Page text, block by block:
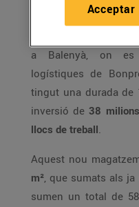
a Balenyà, on es
logístiques de
tingut una durada de
inversió de 38
llocs de treball.
Aquest nou
m², que sumats als
sumen un total de
Acceptar